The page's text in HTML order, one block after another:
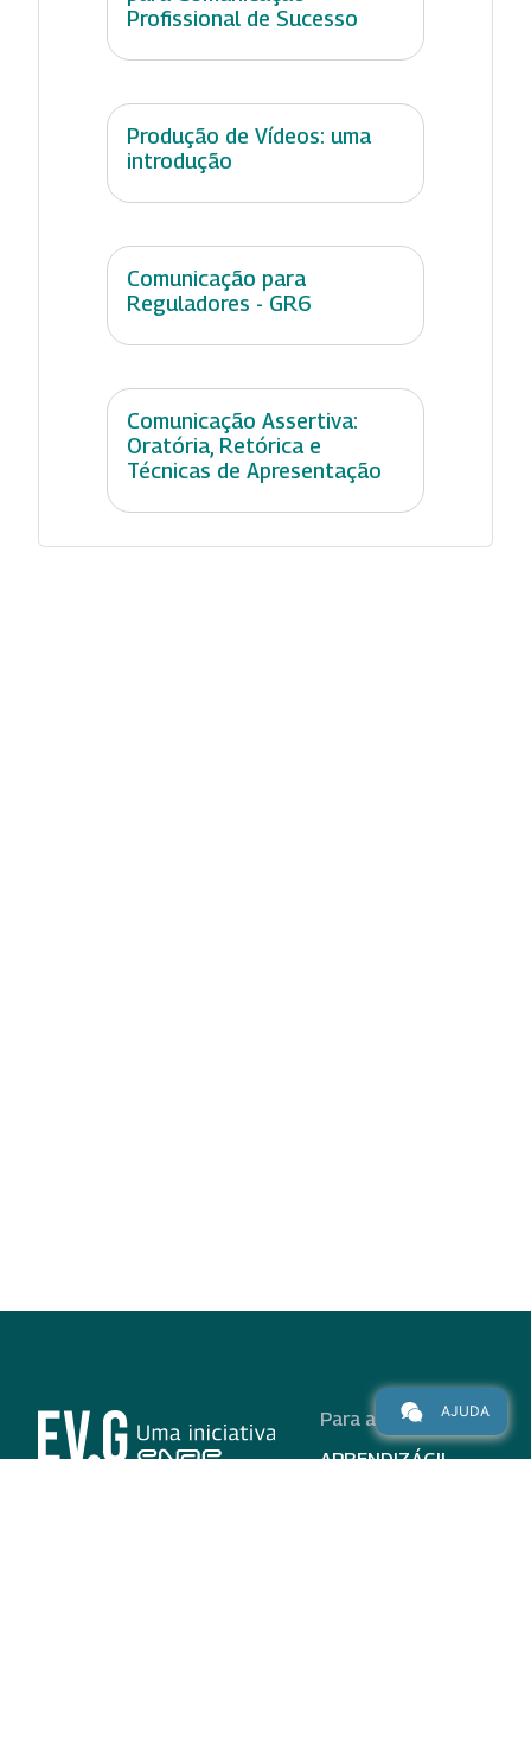
Profissional de Sucesso
Produção de Vídeos: uma
introdução
Comunicação para
Reguladores - GR6
Comunicação Assertiva:
Oratória, Retórica e
Técnicas de Apresentação
Para alunos
APRENDIZÁGIL
AJUDA